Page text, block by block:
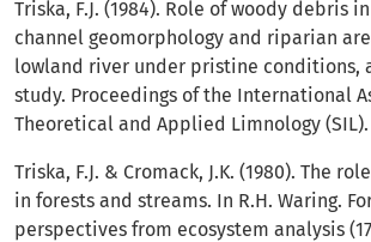
Triska, F.J. (1984). Role of woody debris
channel geomorphology and riparian
lowland river under pristine conditions,
study. Proceedings of the International
Theoretical and Applied Limnology (SIL).
Triska, F.J. & Cromack, J.K. (1980). The
in forests and streams. In R.H. Waring.
perspectives from ecosystem analysis